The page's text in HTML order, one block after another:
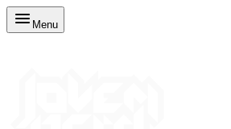
Menu